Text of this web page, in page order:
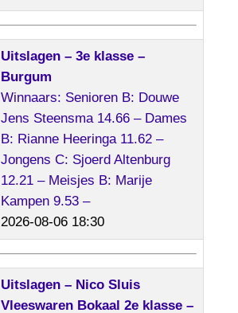
Uitslagen – 3e klasse –
Burgum
Winnaars: Senioren B: Douwe
Jens Steensma 14.66 – Dames
B: Rianne Heeringa 11.62 –
Jongens C: Sjoerd Altenburg
12.21 – Meisjes B: Marije
Kampen 9.53 –
2026-08-06 18:30
Uitslagen – Nico Sluis
Vleeswaren Bokaal 2e klasse –